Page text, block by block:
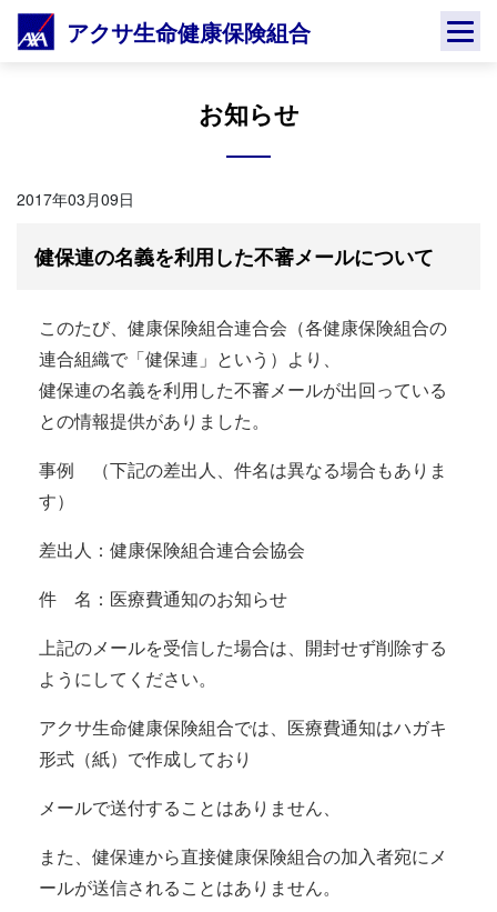
Skip
アクサ生命健康保険組合
お知らせ
2017年03月09日
健保連の名義を利用した不審メールについて
このたび、健康保険組合連合会（各健康保険組合の
連合組織で「健保連」という）より、
健保連の名義を利用した不審メールが出回っている
との情報提供がありました。
事例 （下記の差出人、件名は異なる場合もありま
す）
差出人：健康保険組合連合会協会
件 名：医療費通知のお知らせ
上記のメールを受信した場合は、開封せず削除する
ようにしてください。
アクサ生命健康保険組合では、医療費通知はハガキ
形式（紙）で作成しており
メールで送付することはありません、
また、健保連から直接健康保険組合の加入者宛にメ
ールが送信されることはありません。